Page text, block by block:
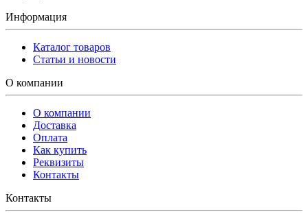
Информация
Каталог товаров
Статьи и новости
О компании
О компании
Доставка
Оплата
Как купить
Реквизиты
Контакты
Контакты